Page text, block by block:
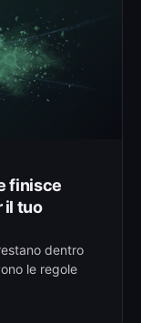
finisce
il tuo
dentro
le regole